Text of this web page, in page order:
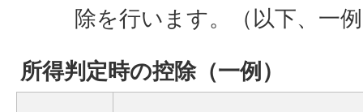
除を行います。（以下、一
所得判定時の控除（一例）